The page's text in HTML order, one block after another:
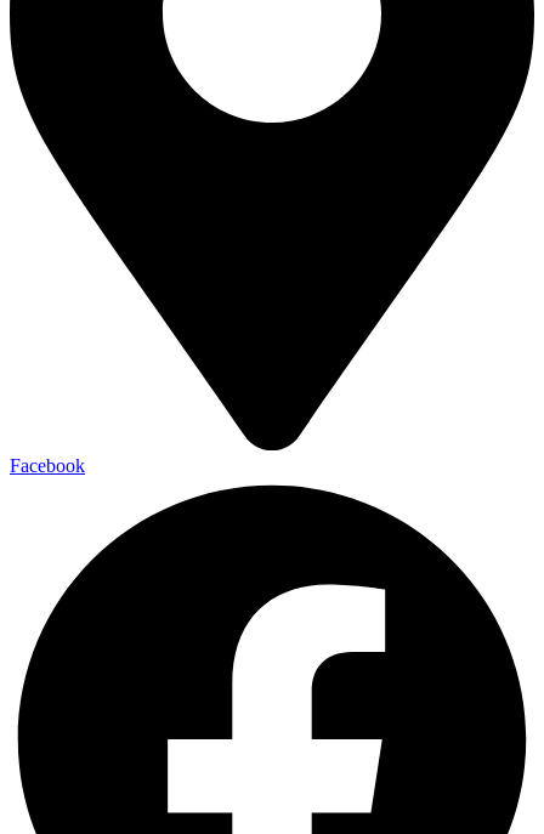
Facebook